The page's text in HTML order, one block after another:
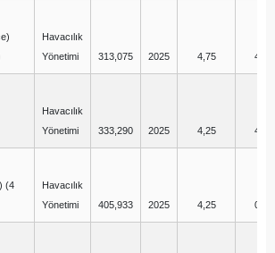
Havacılık
Yönetimi
313,075 2025 4,75 4,75
Havacılık
Yönetimi
333,290 2025 4,25 4,75
(4
Havacılık
Yönetimi
405,933 2025 4,25 0,75